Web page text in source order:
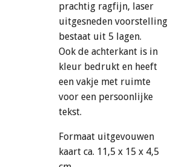
prachtig ragfijn, laser
uitgesneden voorstelling
bestaat uit 5 lagen.
Ook de achterkant is in
kleur bedrukt en heeft
een vakje met ruimte
voor een persoonlijke
tekst.
Formaat uitgevouwen
kaart ca. 11,5 x 15 x 4,5